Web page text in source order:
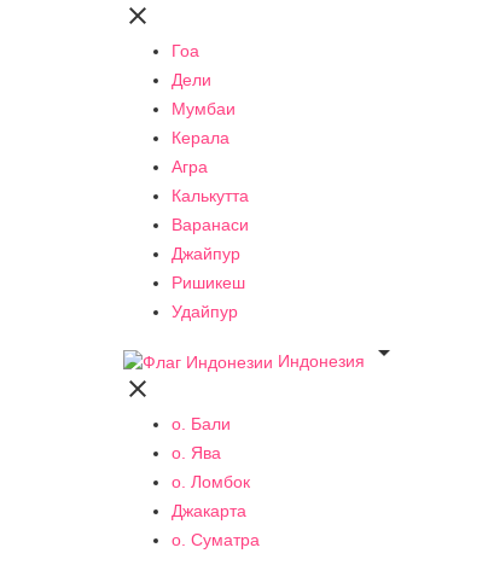

Гоа
Дели
Мумбаи
Керала
Агра
Калькутта
Варанаси
Джайпур
Ришикеш
Удайпур
Индонезия


о. Бали
о. Ява
о. Ломбок
Джакарта
о. Суматра